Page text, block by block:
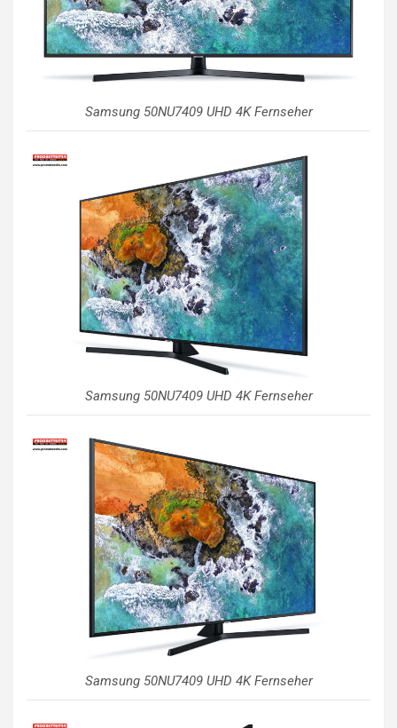
Samsung 50NU7409 UHD 4K Fernseher
Samsung 50NU7409 UHD 4K Fernseher
Samsung 50NU7409 UHD 4K Fernseher